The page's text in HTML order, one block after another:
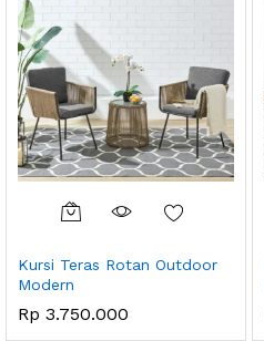
Kursi Teras Rotan Outdoor
Modern
Rp 3.750.000